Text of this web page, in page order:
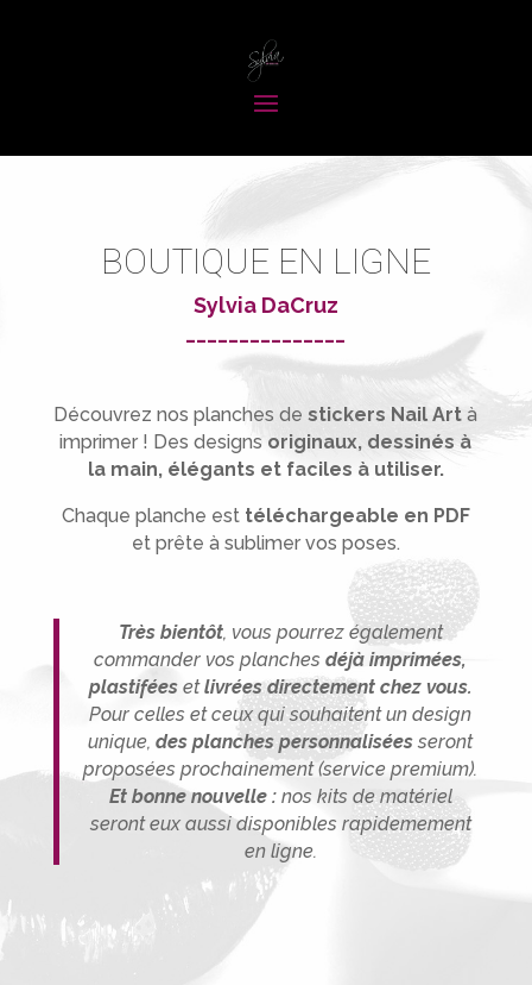
BOUTIQUE EN LIGNE
Sylvia DaCruz
_______________
Découvrez nos planches destickers Nail Art à
imprimer ! Des designs originaux, dessinés à
la main, élégants et faciles à utiliser.
Chaque planche est téléchargeable en PDF
et prête à sublimer vos poses.
Très bientôt, vous pourrez également
commander vos planchesdéjà imprimées,
plastiféesetlivrées directement chez vous.
Pour celles et ceux qui souhaitent un design
unique,des planches personnaliséesseront
proposées prochainement (service premium).
Et bonne nouvelle : nos kits de matériel
seront eux aussi disponibles rapidemement
en ligne.